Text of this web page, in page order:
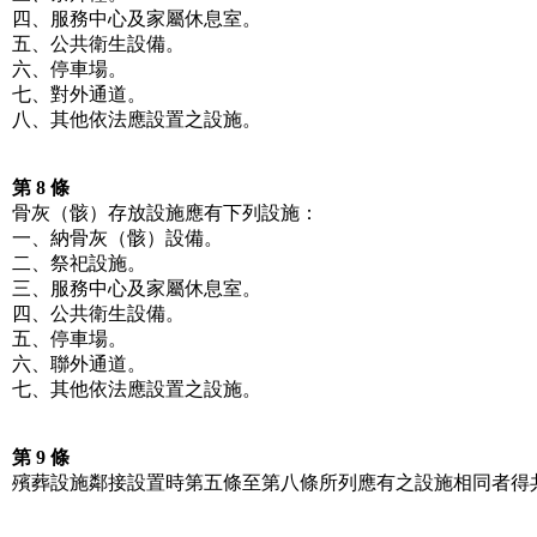
四、服務中心及家屬休息室。
五、公共衛生設備。
六、停車場。
七、對外通道。
八、其他依法應設置之設施。
第 8 條
骨灰（骸）存放設施應有下列設施：
一、納骨灰（骸）設備。
二、祭祀設施。
三、服務中心及家屬休息室。
四、公共衛生設備。
五、停車場。
六、聯外通道。
七、其他依法應設置之設施。
第 9 條
殯葬設施鄰接設置時第五條至第八條所列應有之設施相同者得